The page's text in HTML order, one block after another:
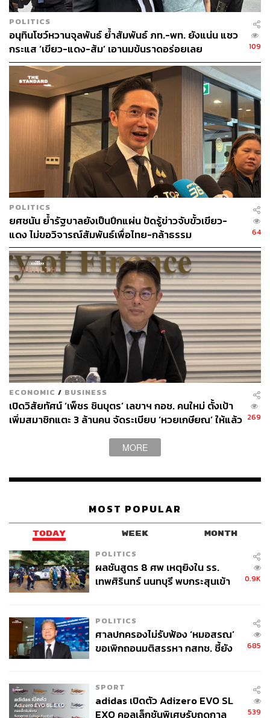
POLITICS
อนุทินโชว์หวานจุลพันธ์ ย้ำสัมพันธ์ ภท.-พท. ยังแน่น แซว
กระแส ‘เขียว-แดง-ส้ม’ เอานมข้นราดอร่อยเลย
109
POLITICS
ยศชนัน ย้ำรัฐบาลยังเป็นปึกแผ่น ปัดรู้ข่าวจับขั้วเขียว-
แดง ไม่ขอวิจารณ์สัมพันธ์เพื่อไทย-กล้าธรรม
64
ECONOMIC / BUSINESS
เปิดวิสัยทัศน์ ‘เพ็ชร ชินบุตร’ เลขาฯ กอช. คนใหม่ ตั้งเป้า
เพิ่มสมาชิกแตะ 3 ล้านคน จัดระเบียบ ‘หวยเกษียณ’ ให้แล้ว 269
MORE
MOST POPULAR
TODAY WEEK MONTH
POLITICS
ผลชันสูตร 8 ศพ เหตุยิงใน รร.
เทพศิรินทร์ นนทบุรี พบกระสุนเข้า
0.9K
POLITICS
ศาลปกครองไม่รับฟ้อง ‘หมอสรณ’
ขอเพิกถอนมติสรรหา กสทช. ชี้ยัง
685
SPORT
adidas เปิดตัว Adizero EVO SL
EXO คอลเล็กชันพิเศษรับฤดูกาล
539